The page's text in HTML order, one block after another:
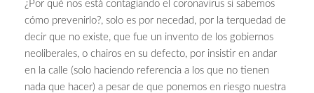
¿Por qué nos está contagiando el coronavirus si sabemos
cómo prevenirlo?, solo es por necedad, por la terquedad de
decir que no existe, que fue un invento de los gobiernos
neoliberales, o chairos en su defecto, por insistir en andar
en la calle (solo haciendo referencia a los que no tienen
nada que hacer) a pesar de que ponemos en riesgo nuestra